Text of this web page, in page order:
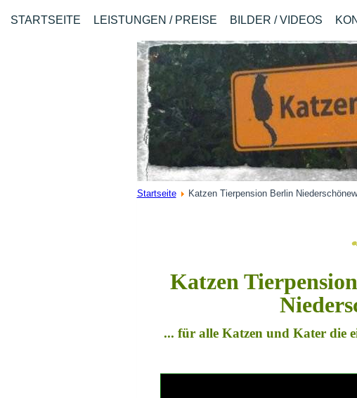
STARTSEITE LEISTUNGEN / PREISE BILDER / VIDEOS
Startseite Katzen Tierpension Berlin
Katzen
... für alle Katzen und Kater die